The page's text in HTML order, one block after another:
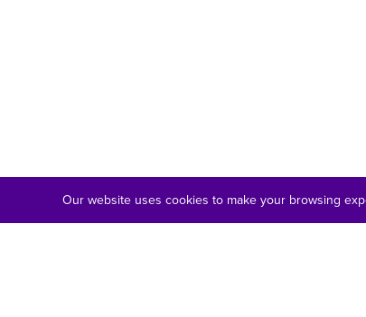
Our website uses cookies to make your browsing